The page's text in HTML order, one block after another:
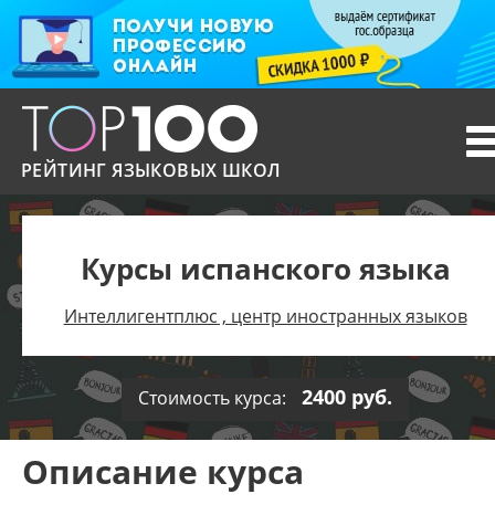
РЕЙТИНГ ЯЗЫКОВЫХ ШКОЛ
Курсы испанского языка
Интеллигентплюс , центр иностранных языков
Стоимость курса: 2400 руб.
Описание курса